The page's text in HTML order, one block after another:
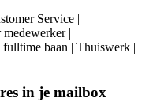
Service |
|
baan | Thuiswerk |
in je mailbox